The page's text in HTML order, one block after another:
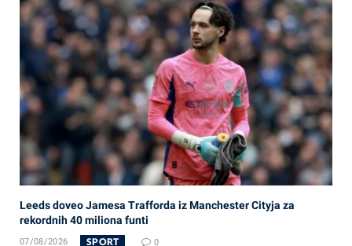
Leeds doveo Jamesa Trafforda iz Manchester Cityja za
rekordnih 40 miliona funti
07/08/2026 SPORT 0